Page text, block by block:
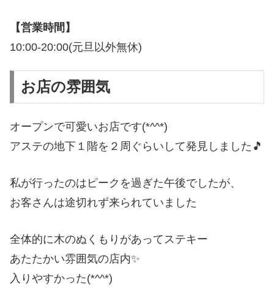
【営業時間】
10:00-20:00(元旦以外無休)
お店の雰囲気
オープンで可愛いお店です(*^^*)
アステの地下１階を２周ぐらいして発見しました🎵
私が行ったのはピークを過ぎた午後でしたが、
お客さんは途切れず来られていました
全体的に木のぬくもりがあってステキー
あたたかい雰囲気の店内✨
入りやすかった(*^^*)